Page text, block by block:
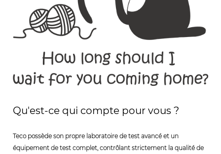
Qu'est-ce qui compte pour vous ?
Teco possède son propre laboratoire de test avancé et un
équipement de test complet, contrôlant strictement la qualité de